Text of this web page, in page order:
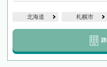
北海道 札幌市